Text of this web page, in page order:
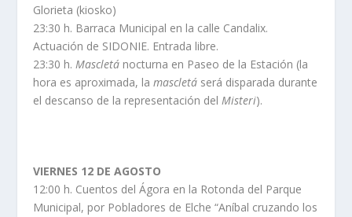
Glorieta (kiosko)
23:30 h. Barraca Municipal en la calle Candalix.
Actuación de SIDONIE. Entrada libre.
23:30 h. Mascletá nocturna en Paseo de la Estación (la
hora es aproximada, lamascletá será disparada durante
el descanso de la representación del Misteri).
VIERNES 12 DE AGOSTO
12:00 h. Cuentos del Ágora en la Rotonda del Parque
Municipal, por Pobladores de Elche “Aníbal cruzando los